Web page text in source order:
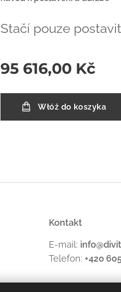
Stačí pouze
95 616,00 Kč
Włóż do koszyka
Kontakt
E-mail:
Telefon: +420